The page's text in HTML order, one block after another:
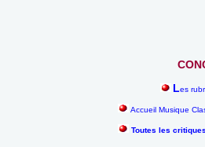
Les
Accueil Musique
Toutes les